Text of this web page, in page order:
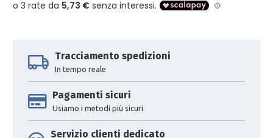
Tracciamento spedizioni
In tempo reale
Pagamenti sicuri
Usiamo i metodi più sicuri
Servizio clienti dedicato